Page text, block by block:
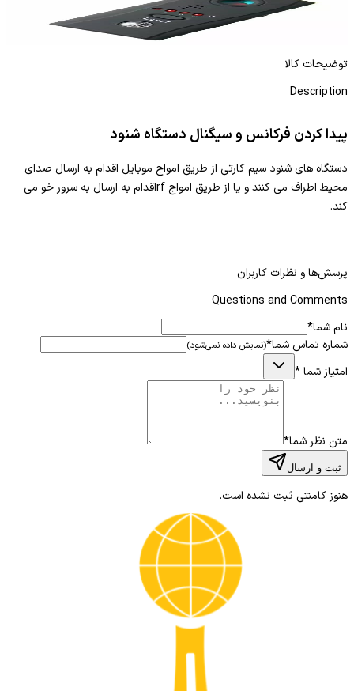
فرکانس یاب آنالوگ CC308
توضیحات کالا
Description
پیدا کردن فرکانس و سیگنال دستگاه شنود
دستگاه های شنود سیم کارتی از طریق امواج موبایل اقدام به ارسال صدای
محیط اطراف می کنند و یا از طریق امواج rfاقدام به ارسال به سرور خو می
کند.
پرسش‌ها و نظرات کاربران
Questions and Comments
نام شما*
شماره تماس شما*(نمایش داده نمی‌شود)
امتیاز شما*
متن نظر شما*
ثبت و ارسال
هنوز کامنتی ثبت نشده است.